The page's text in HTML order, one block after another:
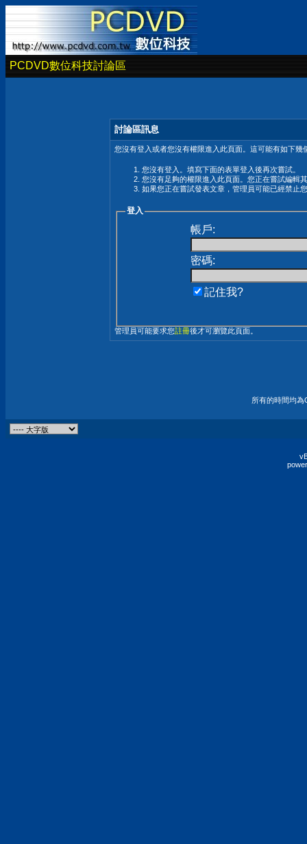
PCDVD數位科技討論區
討論區訊息
您沒有登入或者您沒有權限進入此頁面。這可能有如下幾
您沒有登入。填寫下面的表單登入後再次嘗試。
您沒有足夠的權限進入此頁面。您正在嘗試編輯
如果您正在嘗試發表文章，管理員可能已經禁止
登入
帳戶:
密碼:
記住我?
管理員可能要求您註冊後才可瀏覽此頁面。
所有的時間均為